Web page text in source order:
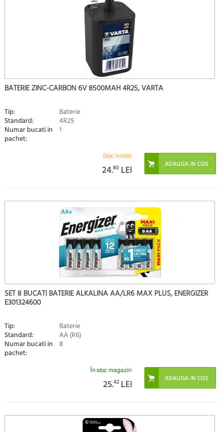
BATERIE ZINC-CARBON 6V 8500MAH 4R25, VARTA
Tip: Baterie
Standard: 4R25
Numar bucati in
pachet:
1
Stoc limitat
24.80 LEI
SET 8 BUCATI BATERIE ALKALINA AA/LR6 MAX PLUS, ENERGIZER
E301324600
Tip: Baterie
Standard: AA (R6)
Numar bucati in
pachet:
8
În stoc magazin
25.42 LEI